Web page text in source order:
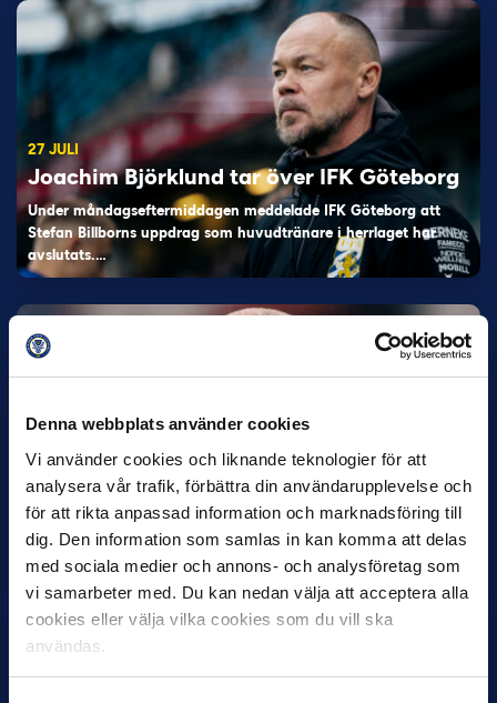
Denna webbplats använder cookies
Vi använder cookies och liknande teknologier för att
analysera vår trafik, förbättra din användarupplevelse och
för att rikta anpassad information och marknadsföring till
dig. Den information som samlas in kan komma att delas
med sociala medier och annons- och analysföretag som
vi samarbeter med. Du kan nedan välja att acceptera alla
cookies eller välja vilka cookies som du vill ska
användas.
27 JULI
Joachim Björklund tar över IFK Göteborg
Under måndagseftermiddagen meddelade IFK Göteborg att
Stefan Billborns uppdrag som huvudtränare i herrlaget har
avslutats.…
30 JUNI
Helstrup ny tränare i Malmö FF
Inleder mot…